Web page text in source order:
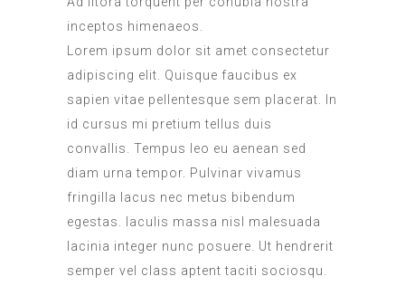
inceptos himenaeos.
Lorem ipsum dolor sit amet consectetur
adipiscing elit. Quisque faucibus ex
sapien vitae pellentesque sem placerat. In
id cursus mi pretium tellus duis
convallis. Tempus leo eu aenean sed
diam urna tempor. Pulvinar vivamus
fringilla lacus nec metus bibendum
egestas. Iaculis massa nisl malesuada
lacinia integer nunc posuere. Ut hendrerit
semper vel class aptent taciti sociosqu.